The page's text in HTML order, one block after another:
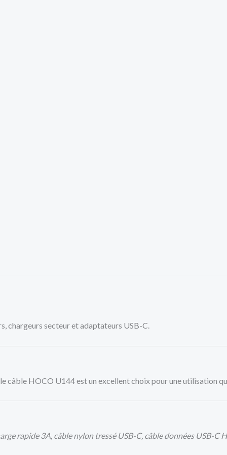
chargeurs secteur et adaptateurs USB-C.
, le câble HOCO U144 est un excellent choix pour une utilisation
rapide 3A, câble nylon tressé USB-C, câble données USB-C